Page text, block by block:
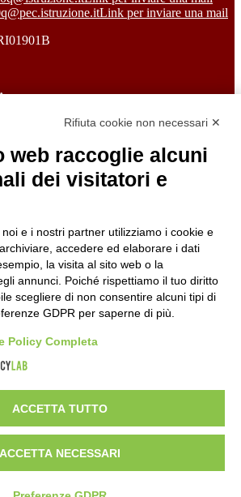
Link per inviare una mail
con il Pubblico
cookie
trasparente
922 volte
and powered by Gruppo Spaggiari
Publishing & New Social Media
Rifiuta cookie non necessari ✕
web raccoglie alcuni
dei visitatori e
e i nostri partner utilizziamo i cookie e
accedere ed elaborare i dati
la visita al sito web o la
annunci. Poiché rispettiamo il tuo diritto
scegliere di non consentire alcuni tipi di
GDPR per saperne di più.
Policy Completa
ACCETTA TUTTO
ACCETTA NECESSARI